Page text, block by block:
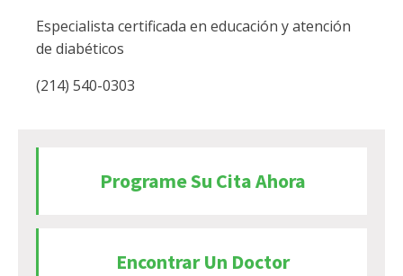
Especialista certificada en educación y atención
de diabéticos
(214) 540-0303
Programe Su Cita Ahora
Encontrar Un Doctor